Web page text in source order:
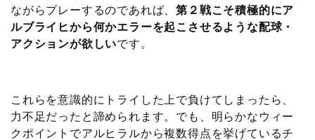
ながらプレーするのであれば、第２戦こそ積極的にア
ルブライヒから何かエラーを起こさせるような配球・
アクションが欲しいです。
これらを意識的にトライした上で負けてしまったら、
力不足だったと諦められます。でも、明らかなウィー
クポイントでアルヒラルから複数得点を挙げているチ